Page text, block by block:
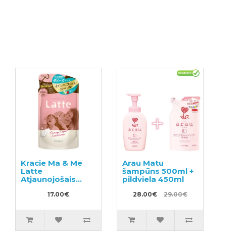
Kracie Ma & Me
Latte
Atjaunojošais
kondicionieris
pildviela 360g
17.00€
Arau Matu
šampūns 500ml +
pildviela 450ml
28.00€ 29.00€